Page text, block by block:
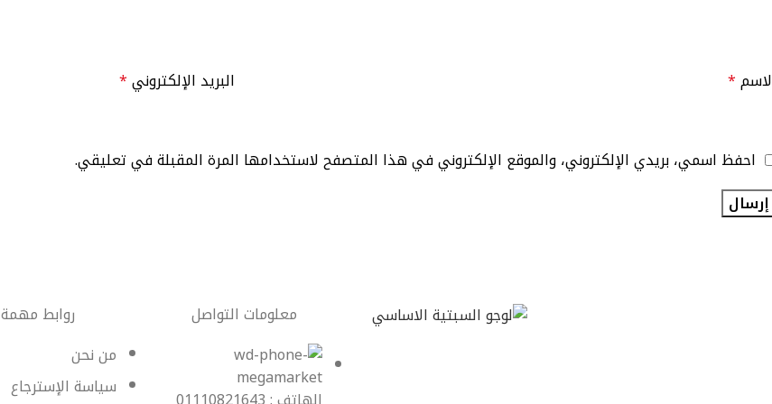
* البريد الإلكتروني*
احفظ اسمي، بريدي الإلكتروني، والموقع الإلكتروني في هذا المتصفح لاستخدامها المرة المقبلة في تعليقي.
معلومات التواصل
روابط مهمة
من نحن
سياسة الإسترجاع